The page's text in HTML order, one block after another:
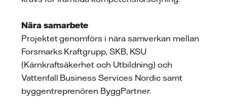
Nära samarbete
Projektet genomförs i nära samverkan mellan
Forsmarks Kraftgrupp, SKB, KSU
(Kärnkraftsäkerhet och Utbildning) och
Vattenfall Business Services Nordic samt
byggentreprenören ByggPartner.